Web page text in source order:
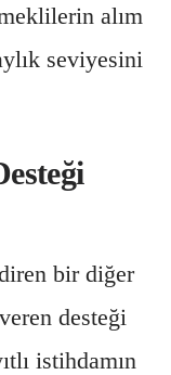
alım
seviyesini
bir diğer
desteği
istihdamın